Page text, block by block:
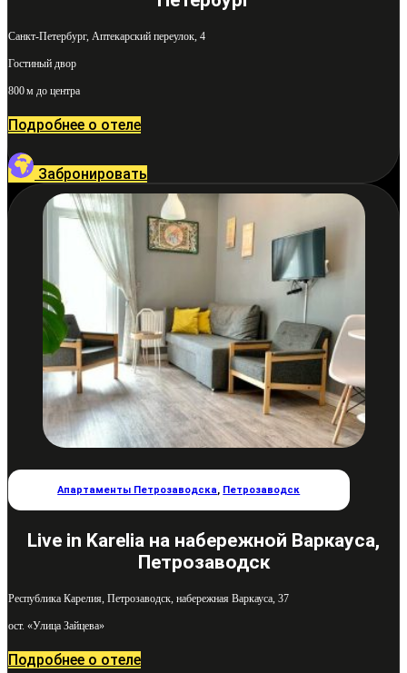
Санкт-Петербург, Аптекарский переулок, 4
Гостиный двор
800 м до центра
Подробнее о отеле
Забронировать
Апартаменты Петрозаводска, Петрозаводск
Live in Karelia на набережной Варкауса,
Петрозаводск
Республика Карелия, Петрозаводск, набережная Варкауса, 37
ост. «Улица Зайцева»
Подробнее о отеле